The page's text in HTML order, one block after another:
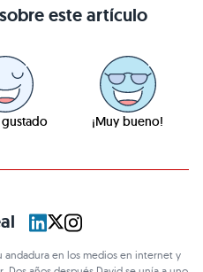
este artículo
¡Muy bueno!
andadura en los medios en internet y